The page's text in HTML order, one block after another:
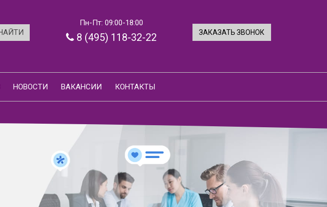
Пн-Пт: 09:00-18:00
8 (495) 118-32-22 ЗАКАЗАТЬ ЗВОНОК
НОВОСТИ ВАКАНСИИ КОНТАКТЫ